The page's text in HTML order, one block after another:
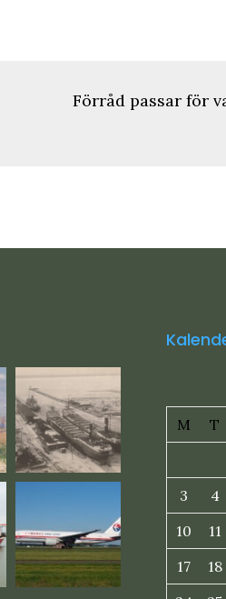
Förråd passar för
M T
3
4
10
11
17
18